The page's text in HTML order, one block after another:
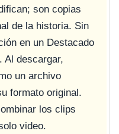
son copias
de la historia. Sin
en un Destacado
Al descargar,
un archivo
formato original.
los clips
video.